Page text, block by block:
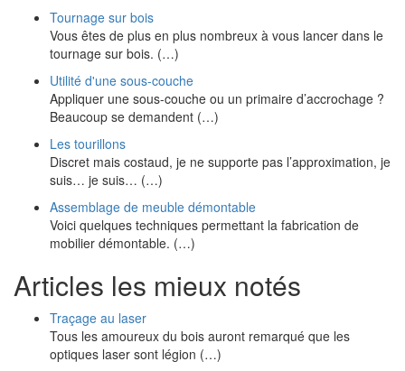
Tournage sur bois
Vous êtes de plus en plus nombreux à vous lancer dans le
tournage sur bois. (…)
Utilité d'une sous-couche
Appliquer une sous-couche ou un primaire d’accrochage ?
Beaucoup se demandent (…)
Les tourillons
Discret mais costaud, je ne supporte pas l’approximation, je
suis… je suis… (…)
Assemblage de meuble démontable
Voici quelques techniques permettant la fabrication de
mobilier démontable. (…)
Articles les mieux notés
Traçage au laser
Tous les amoureux du bois auront remarqué que les
optiques laser sont légion (…)